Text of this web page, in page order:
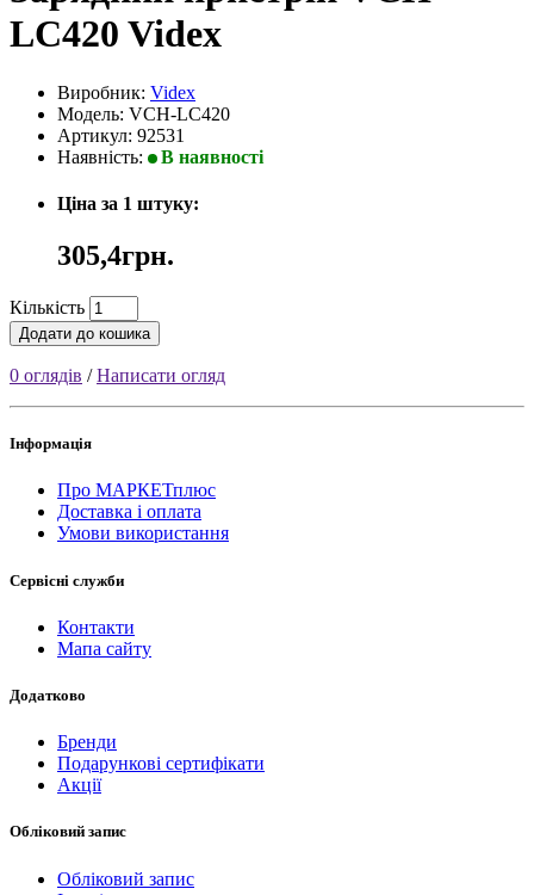
LC420 Videx
Виробник: Videx
Модель: VCH-LC420
Артикул: 92531
Наявність:
В наявності
Ціна за 1 штуку:
305,4грн.
Кількість
Додати до кошика
0 оглядів /Написати огляд
Інформація
Про МАРКЕТплюс
Доставка і оплата
Умови використання
Сервісні служби
Контакти
Мапа сайту
Додатково
Бренди
Подарункові сертифікати
Акції
Обліковий запис
Обліковий запис